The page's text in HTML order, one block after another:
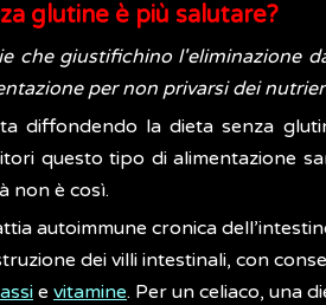
glutine è più salutare?
che giustifichino l'eliminazione
per non privarsi dei
diffondendo la dieta senza
questo tipo di alimentazione
non è così.
autoimmune cronica
dei villi intestinali, con
e vitamine. Per un celiaco, una